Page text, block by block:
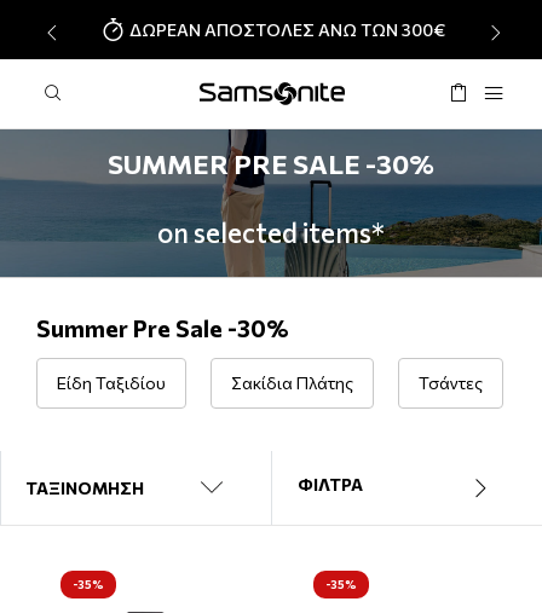
ΔΩΡΕΑΝ ΑΠΟΣΤΟΛΕΣ ΑΝΩ ΤΩΝ 300€
SUMMER PRE SALE -30%
on selected items*
Summer Pre Sale -30%
Είδη Ταξιδίου Σακίδια Πλάτης Τσάντες
ΤΑΞΙΝΟΜΗΣΗ ΦΙΛΤΡΑ
-35% -35%